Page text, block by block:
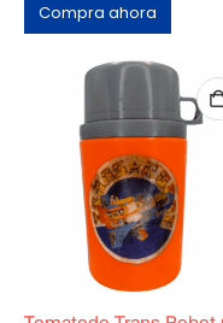
Compra ahora